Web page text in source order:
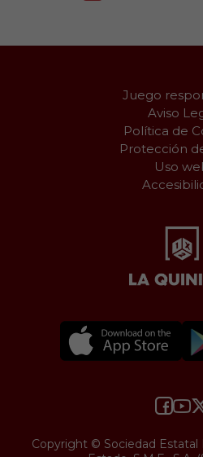
Juego
Aviso
Política de
Protección
Uso
Copyright © Sociedad Estatal